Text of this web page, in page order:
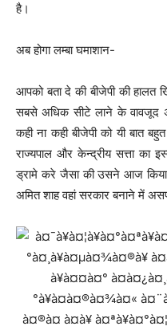
है।
अब होगा लम्बा घमाशान-
आपको बता दे की बीजेपी की हालत
सबसे अधिक सीटे लाने के वावजूद
कही ना कही बीजेपी को यी बात
राज्यपाल और केन्द्रीय सत्ता का
ड्रामे करे जैसा की उसने आज किया|
अमित शाह वहां सरकार बनाने में